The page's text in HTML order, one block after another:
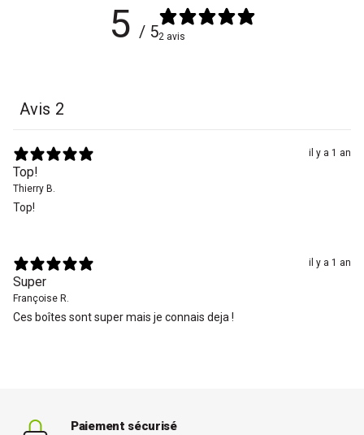
5 / 52 avis
Avis 2
il y a 1 an
Top!
Thierry B.
Top!
il y a 1 an
Super
Françoise R.
Ces boîtes sont super mais je connais deja !
Paiement sécurisé